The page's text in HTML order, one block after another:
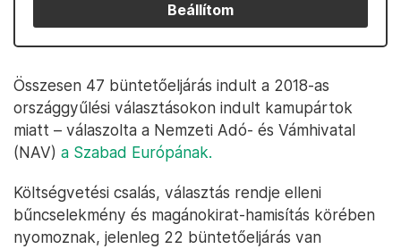
Beállítom
Összesen 47 büntetőeljárás indult a 2018-as
országgyűlési választásokon indult kamupártok
miatt – válaszolta a Nemzeti Adó- és Vámhivatal
(NAV) a Szabad Európának.
Költségvetési csalás, választás rendje elleni
bűncselekmény és magánokirat-hamisítás körében
nyomoznak, jelenleg 22 büntetőeljárás van